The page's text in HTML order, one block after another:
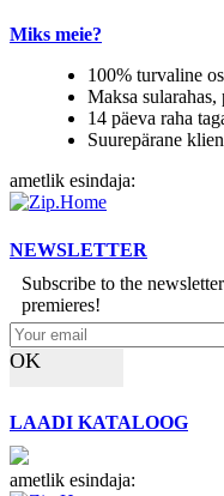
Miks meie?
100% turvaline
Maksa
14 päeva raha
Suurepärane
ametlik esindaja:
NEWSLETTER
Subscribe to the
premieres!
OK
LAADI KATALOOG
ametlik esindaja: